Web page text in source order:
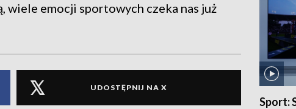
wiele emocji sportowych czeka nas już
UDOSTĘPNIJ NA X
Sport: